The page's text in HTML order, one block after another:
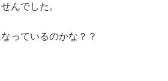
んでした。
っているのかな？？